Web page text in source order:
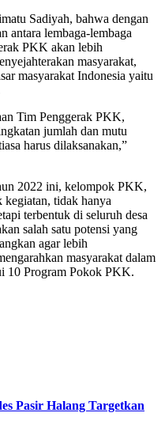
Sadiyah, bahwa dengan
antara lembaga-lembaga
PKK akan lebih
masyarakat,
masyarakat Indonesia yaitu
Tim Penggerak PKK,
jumlah dan mutu
harus dilaksanakan,”
2022 ini, kelompok PKK,
tidak hanya
terbentuk di seluruh desa
salah satu potensi yang
agar lebih
masyarakat dalam
10 Program Pokok PKK.
Pasir Halang Targetkan